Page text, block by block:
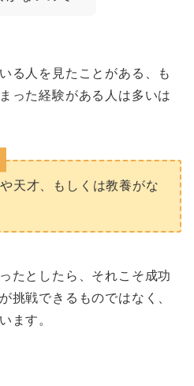
る人を見たことがある、も
った経験がある人は多いは
天才、もしくは教養がな
たとしたら、それこそ成功
挑戦できるものではなく、
ます。